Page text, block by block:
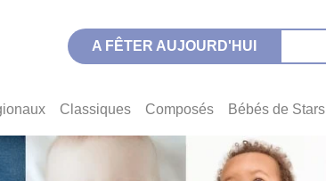
A FÊTER AUJOURD'HUI
Classiques Composés Bébés de Stars